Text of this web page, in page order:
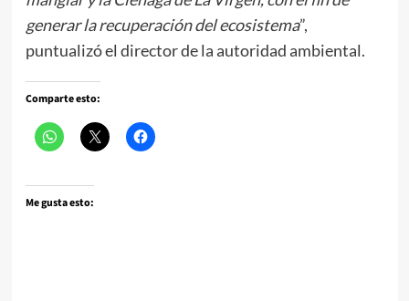
generar la recuperación del ecosistema”,
puntualizó el director de la autoridad ambiental.
Comparte esto:
Me gusta esto: